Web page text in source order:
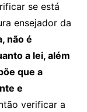
se está
ensejador da
não é
a lei, além
que a
e
verificar a